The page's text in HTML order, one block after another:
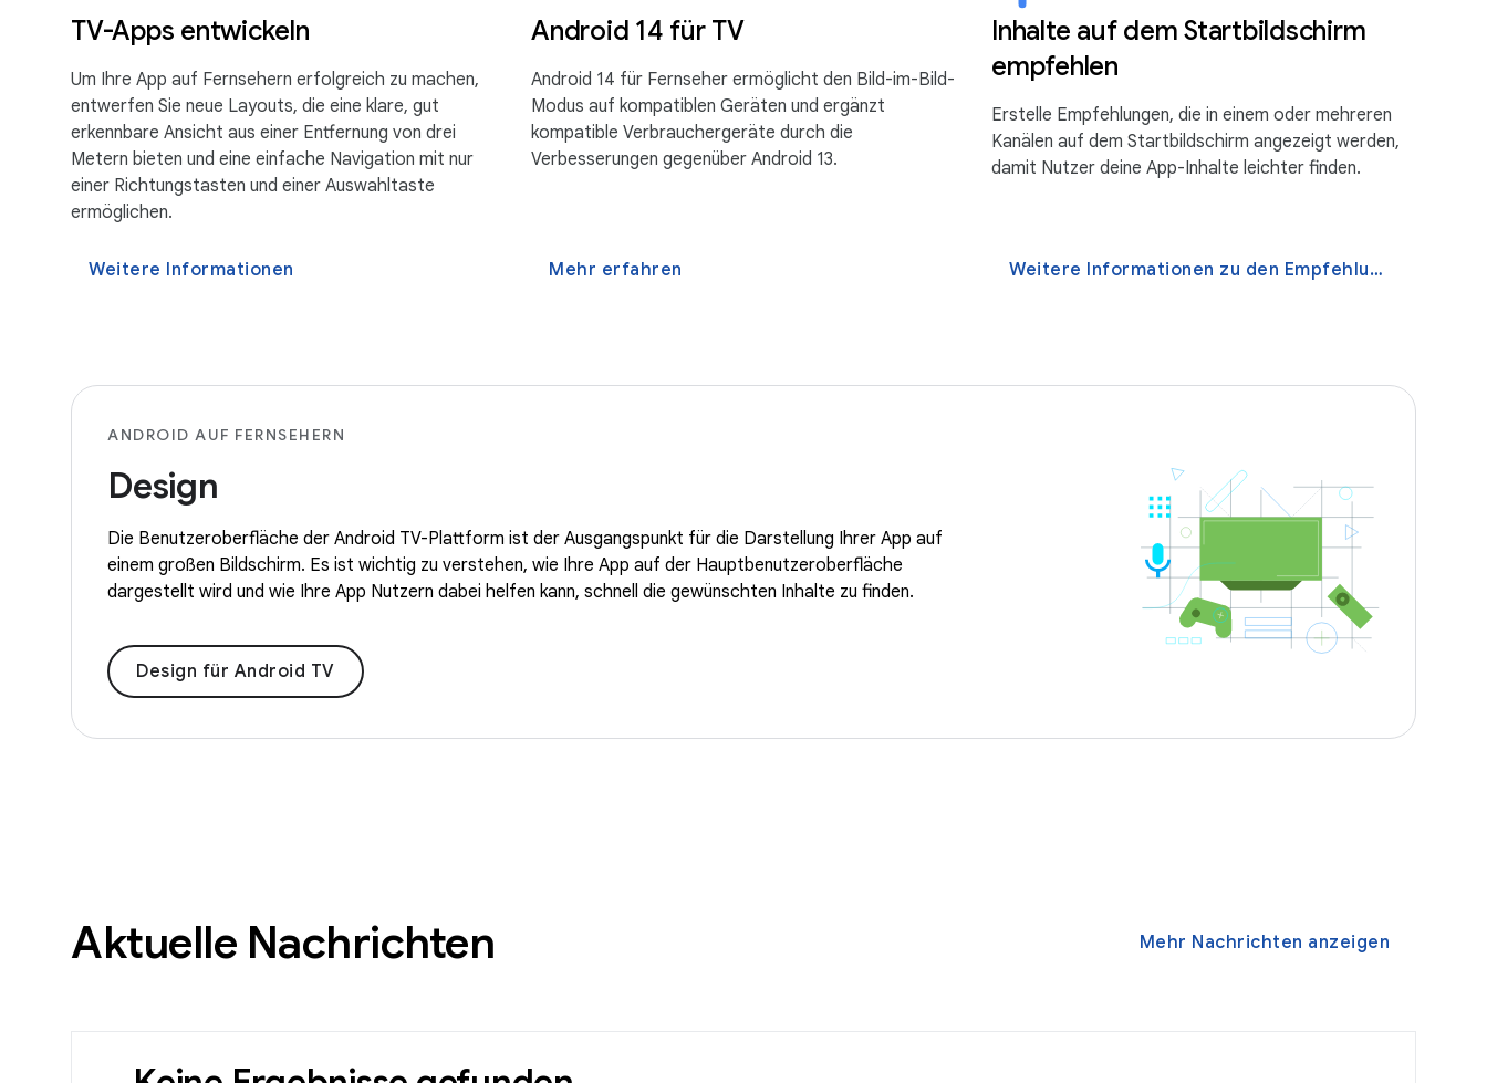
TV-Apps entwickeln
Um Ihre App auf Fernsehern erfolgreich zu machen,
entwerfen Sie neue Layouts, die eine klare, gut
erkennbare Ansicht aus einer Entfernung von drei
Metern bieten und eine einfache Navigation mit nur
einer Richtungstasten und einer Auswahltaste
ermöglichen.
Weitere Informationen
Android 14 für TV
Android 14 für Fernseher ermöglicht den Bild-im-Bild-
Modus auf kompatiblen Geräten und ergänzt
kompatible Verbrauchergeräte durch die
Verbesserungen gegenüber Android 13.
Mehr erfahren
Inhalte auf dem Startbildschirm
empfehlen
Erstelle Empfehlungen, die in einem oder mehreren
Kanälen auf dem Startbildschirm angezeigt werden,
damit Nutzer deine App-Inhalte leichter finden.
Weitere Informationen zu den Empfehlungen
ANDROID AUF FERNSEHERN
Design
Die Benutzeroberfläche der Android TV-Plattform ist der Ausgangspunkt für die Darstellung Ihrer App auf
einem großen Bildschirm. Es ist wichtig zu verstehen, wie Ihre App auf der Hauptbenutzeroberfläche
dargestellt wird und wie Ihre App Nutzern dabei helfen kann, schnell die gewünschten Inhalte zu finden.
Design für Android TV
Aktuelle Nachrichten Mehr Nachrichten anzeigen